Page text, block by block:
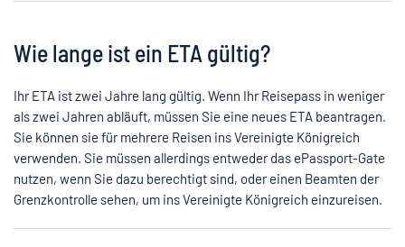
Wie lange ist ein ETA gültig?
Ihr ETA ist zwei Jahre lang gültig. Wenn Ihr Reisepass in weniger
als zwei Jahren abläuft, müssen Sie eine neues ETA beantragen.
Sie können sie für mehrere Reisen ins Vereinigte Königreich
verwenden. Sie müssen allerdings entweder das ePassport-Gate
nutzen, wenn Sie dazu berechtigt sind, oder einen Beamten der
Grenzkontrolle sehen, um ins Vereinigte Königreich einzureisen.